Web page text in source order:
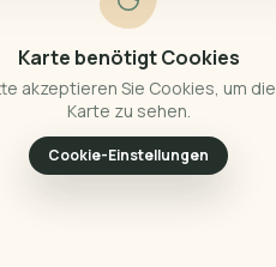
Karte benötigt Cookies
akzeptieren Sie Cookies, um die
Karte zu sehen.
Cookie-Einstellungen